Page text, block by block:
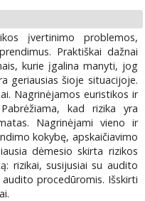
įvertinimo problemos,
Praktiškai dažnai
kurie įgalina manyti, jog
geriausias šioje situacijoje.
Nagrinėjamos euristikos ir
kad rizika yra
Nagrinėjami vieno ir
kokybę, apskaičiavimo
dėmesio skirta rizikos
rizikai, susijusiai su audito
procedūromis. Išskirti